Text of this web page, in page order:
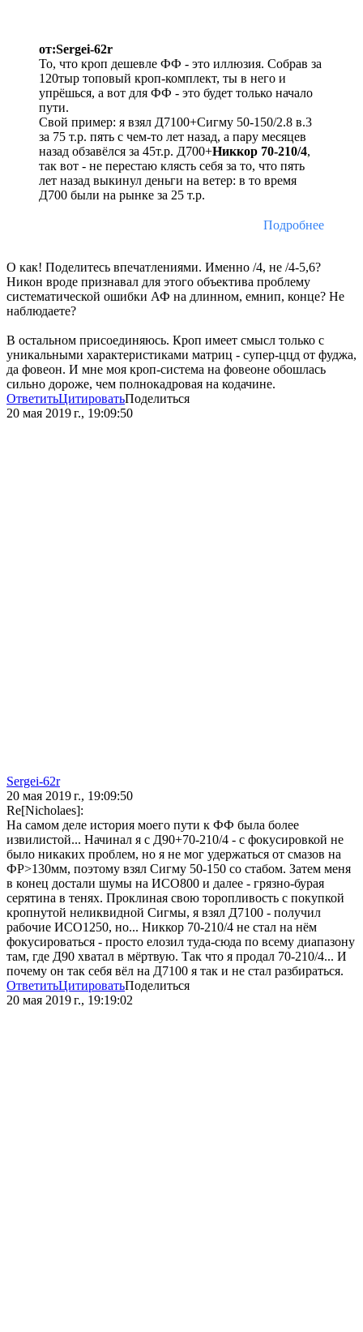
от:Sergei-62r
То, что кроп дешевле ФФ - это иллюзия. Собрав за
120тыр топовый кроп-комплект, ты в него и
упрёшься, а вот для ФФ - это будет только начало
пути.
Свой пример: я взял Д7100+Сигму 50-150/2.8 в.3
за 75 т.р. пять с чем-то лет назад, а пару месяцев
назад обзавёлся за 45т.р. Д700+Никкор 70-210/4,
так вот - не перестаю клясть себя за то, что пять
лет назад выкинул деньги на ветер: в то время
Д700 были на рынке за 25 т.р.
Подробнее
О как! Поделитесь впечатлениями. Именно /4, не /4-5,6?
Никон вроде признавал для этого объектива проблему
систематической ошибки АФ на длинном, емнип, конце? Не
наблюдаете?
В остальном присоединяюсь. Кроп имеет смысл только с
уникальными характеристиками матриц - супер-ццд от фуджа,
да фовеон. И мне моя кроп-система на фовеоне обошлась
сильно дороже, чем полнокадровая на кодачине.
ОтветитьЦитироватьПоделиться
20 мая 2019 г., 19:09:50
Sergei-62r
20 мая 2019 г., 19:09:50
Re[Nicholaes]:
На самом деле история моего пути к ФФ была более
извилистой... Начинал я с Д90+70-210/4 - с фокусировкой не
было никаких проблем, но я не мог удержаться от смазов на
ФР>130мм, поэтому взял Сигму 50-150 со стабом. Затем меня
в конец достали шумы на ИСO800 и далее - грязно-бурая
серятина в тенях. Проклиная свою торопливость с покупкой
кропнутой неликвидной Сигмы, я взял Д7100 - получил
рабочие ИСО1250, но... Никкор 70-210/4 не стал на нём
фокусироваться - просто елозил туда-сюда по всему диапазону
там, где Д90 хватал в мёртвую. Так что я продал 70-210/4... И
почему он так себя вёл на Д7100 я так и не стал разбираться.
ОтветитьЦитироватьПоделиться
20 мая 2019 г., 19:19:02